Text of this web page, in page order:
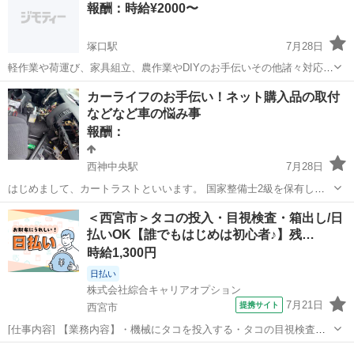
報酬：時給¥2000〜
塚口駅
7月28日
軽作業や荷運び、家具組立、農作業やDIYのお手伝いその他諸々対応し
ます 時給¥2000〜+交通費 必要によりある程度の同工具の貸し出しも
致します 1 BOXカー有り 作業内容や車輌の有無により報酬は変動する
事が有ります...
兵庫 尼崎市 塚口駅 手伝いたい/助けたい DIY
カーライフのお手伝い！ネット購入品の取付
などなど車の悩み事
報酬：
西神中央駅
7月28日
はじめまして、カートラストといいます。 国家整備士2級を保有して
いる者です。 今回、ナビの取付やドライブレコーダー等取付たいけど
なかなか自分自身では難しいと言う方、お手伝いさせて頂きます。 車
種、内容により金額は変更しますの...
兵庫 神戸市 西神中央駅 手伝いたい/助けたい 取付
＜西宮市＞タコの投入・目視検査・箱出し/日
払いOK【誰でもはじめは初心者♪】残…
時給1,300円
日払い
株式会社綜合キャリアオプション
西宮市
提携サイト 7月21日
[仕事内容] 【業務内容】・機械にタコを投入する・タコの目視検査、
におい確認、 切る、 ひっくり返っているものを裏返す・冷凍して箱詰